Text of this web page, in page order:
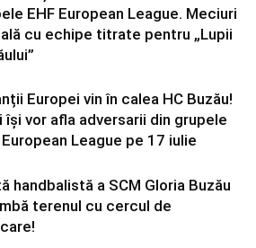
EHF European League. Meciuri
cu echipe titrate pentru „Lupii
Europei vin în calea HC Buzău!
își vor afla adversarii din grupele
European League pe 17 iulie
handbalistă a SCM Gloria Buzău
terenul cu cercul de